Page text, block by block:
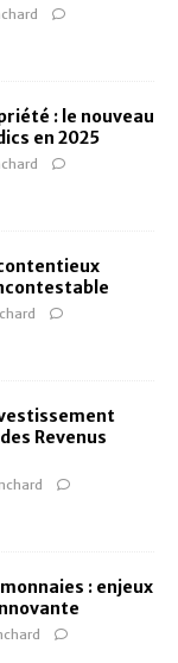
: le nouveau
en 2025
Revenus
: enjeux